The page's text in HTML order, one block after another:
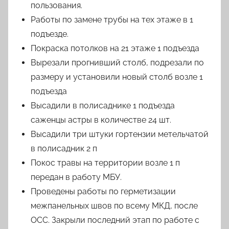
пользования.
Работы по замене трубы на тех этаже в 1
подъезде.
Покраска потолков на 21 этаже 1 подъезда
Вырезали прогнивший столб, подрезали по
размеру и установили новый столб возле 1
подъезда
Высадили в полисаднике 1 подъезда
саженцы астры в количестве 24 шт.
Высадили три штуки гортензии метельчатой
в полисадник 2 п
Покос травы на территории возле 1 п
передан в работу МБУ.
Проведены работы по герметизации
межпанельных швов по всему МКД, после
ОСС. Закрыли последний этап по работе с